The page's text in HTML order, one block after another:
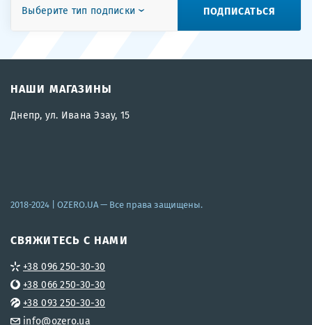
Выберите тип подписки ПОДПИСАТЬСЯ
НАШИ МАГАЗИНЫ
Днепр, ул. Ивана Эзау, 15
2018-2024 | OZERO.UA— Все права защищены.
СВЯЖИТЕСЬ С НАМИ
+38 096 250-30-30
+38 066 250-30-30
+38 093 250-30-30
info@ozero.ua